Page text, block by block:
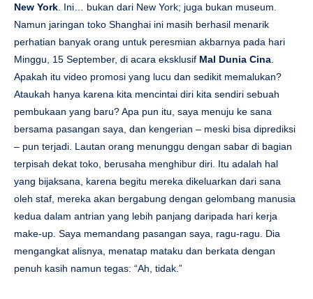
New York . Ini… bukan dari New York; juga bukan museum.
Namun jaringan toko Shanghai ini masih berhasil menarik
perhatian banyak orang untuk peresmian akbarnya pada hari
Minggu, 15 September, di acara eksklusif Mal Dunia Cina
Apakah itu video promosi yang lucu dan sedikit memalukan?
Ataukah hanya karena kita mencintai diri kita sendiri sebuah
pembukaan yang baru? Apa pun itu, saya menuju ke sana
bersama pasangan saya, dan kengerian – meski bisa diprediksi
– pun terjadi. Lautan orang menunggu dengan sabar di bagian
terpisah dekat toko, berusaha menghibur diri. Itu adalah hal
yang bijaksana, karena begitu mereka dikeluarkan dari sana
oleh staf, mereka akan bergabung dengan gelombang manusia
kedua dalam antrian yang lebih panjang daripada hari kerja
make-up. Saya memandang pasangan saya, ragu-ragu. Dia
mengangkat alisnya, menatap mataku dan berkata dengan
penuh kasih namun tegas: “Ah, tidak.”